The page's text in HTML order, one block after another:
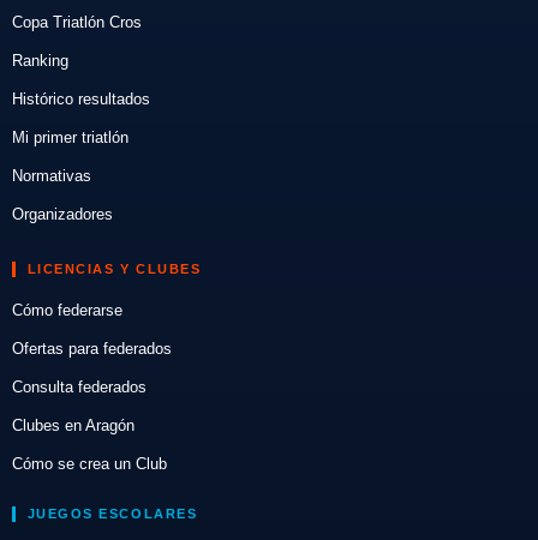
Copa Triatlón Cros
Ranking
Histórico resultados
Mi primer triatlón
Normativas
Organizadores
LICENCIAS Y CLUBES
Cómo federarse
Ofertas para federados
Consulta federados
Clubes en Aragón
Cómo se crea un Club
JUEGOS ESCOLARES